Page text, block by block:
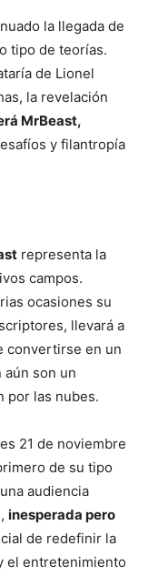
la llegada de
tipo de teorías.
de Lionel
la revelación
MrBeast,
y filantropía
representa la
campos.
ocasiones su
llevará a
convertirse en un
aún son un
por las nubes.
21 de noviembre
de su tipo
audiencia
inesperada pero
de redefinir la
el entretenimiento